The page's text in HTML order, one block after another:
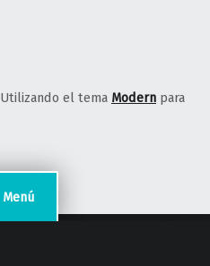
Menú
Utilizando el tema Modern para